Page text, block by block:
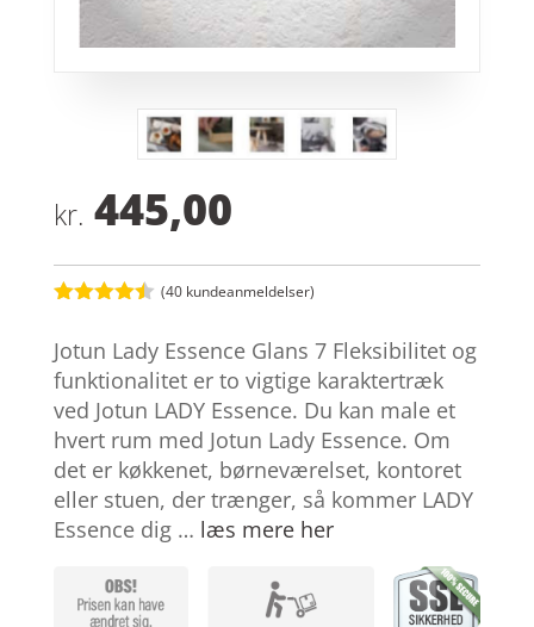
kr. 445,00
ud af 5
baseret
på
kundebedø
mmelser
(40 kundeanmeldelser)
Jotun Lady Essence Glans 7 Fleksibilitet og
funktionalitet er to vigtige karaktertræk
ved Jotun LADY Essence. Du kan male et
hvert rum med Jotun Lady Essence. Om
det er køkkenet, børneværelset, kontoret
eller stuen, der trænger, så kommer LADY
Essence dig … læs mere her